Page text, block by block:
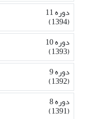
دوره 11
(1394)
دوره 10
(1393)
دوره 9
(1392)
دوره 8
(1391)